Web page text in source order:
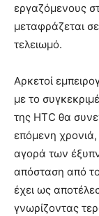
εργαζόμενους
μεταφράζεται
τελειωμό.
Αρκετοί
με το
της HTC θα
επόμενη χρονιά,
αγορά των
απόσταση από
έχει ως
γνωρίζοντας